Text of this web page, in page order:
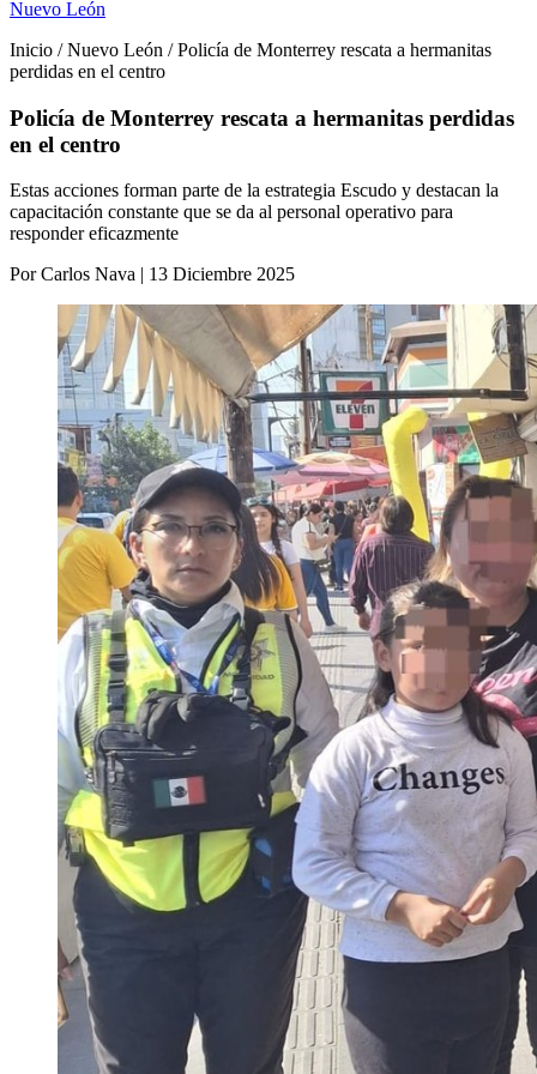
Nuevo León
Inicio / Nuevo León / Policía de Monterrey rescata a hermanitas
perdidas en el centro
Policía de Monterrey rescata a hermanitas perdidas
en el centro
Estas acciones forman parte de la estrategia Escudo y destacan la
capacitación constante que se da al personal operativo para
responder eficazmente
Por Carlos Nava | 13 Diciembre 2025